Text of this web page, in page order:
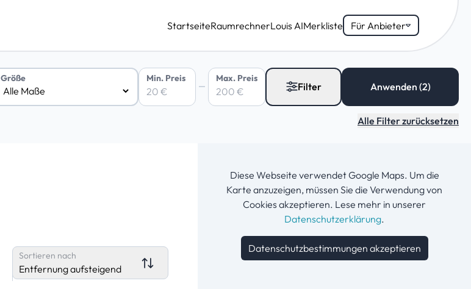
StartseiteRaumrechnerLouis AIMerkliste Für Anbieter
Größe Min. Preis Max. Preis
Filter
Alle Filter zurücksetzen
Sortieren nach
Entfernung aufsteigend
Diese Webseite verwendet Google Maps. Um die
Karte anzuzeigen, müssen Sie die Verwendung von
Cookies akzeptieren. Lese mehr in unserer
Datenschutzerklärung.
Datenschutzbestimmungen akzeptieren